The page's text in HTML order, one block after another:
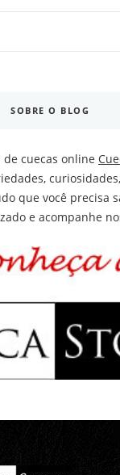
SOBRE O BLOG
de cuecas online
que você precisa
e acompanhe